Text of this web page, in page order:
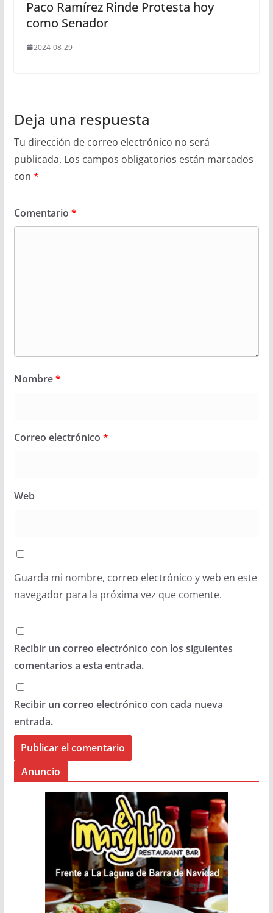
Paco Ramírez Rinde Protesta hoy
como Senador
2024-08-29
Deja una respuesta
Tu dirección de correo electrónico no será
publicada. Los campos obligatorios están marcados
con *
Comentario *
Nombre*
Correo electrónico *
Web
Guarda mi nombre, correo electrónico y web en este
navegador para la próxima vez que comente.
Recibir un correo electrónico con los siguientes
comentarios a esta entrada.
Recibir un correo electrónico con cada nueva
entrada.
Anuncio